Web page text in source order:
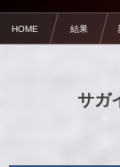
HOME 結果
サガ